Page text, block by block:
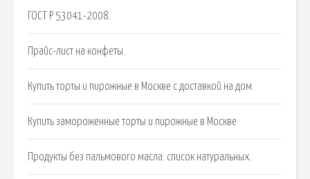
ГОСТ Р 53041-2008.
Прайс-лист на конфеты.
Купить торты и пирожные в Москве с доставкой на дом.
Купить замороженные торты и пирожные в Москве
Продукты без пальмового масла: список натуральных.